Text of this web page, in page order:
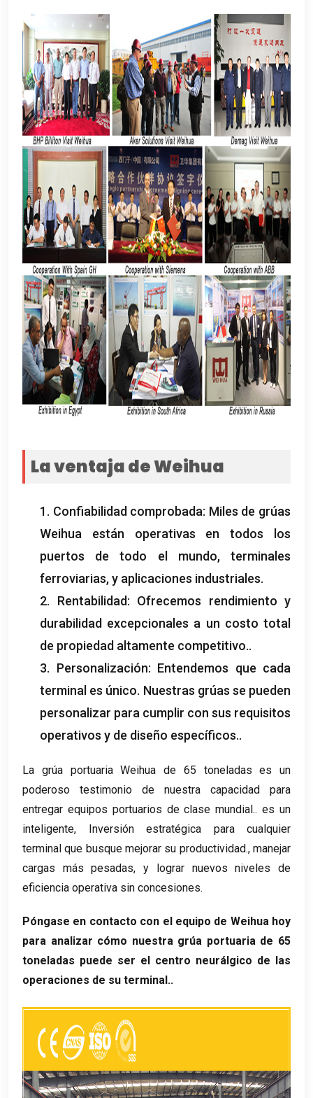
La ventaja de Weihua
1. Confiabilidad comprobada: Miles de grúas
Weihua están operativas en todos los
puertos de todo el mundo, terminales
ferroviarias, y aplicaciones industriales.
2. Rentabilidad: Ofrecemos rendimiento y
durabilidad excepcionales a un costo total
de propiedad altamente competitivo..
3. Personalización: Entendemos que cada
terminal es único. Nuestras grúas se pueden
personalizar para cumplir con sus requisitos
operativos y de diseño específicos..
La grúa portuaria Weihua de 65 toneladas es un
poderoso testimonio de nuestra capacidad para
entregar equipos portuarios de clase mundial.. es un
inteligente, Inversión estratégica para cualquier
terminal que busque mejorar su productividad., manejar
cargas más pesadas, y lograr nuevos niveles de
eficiencia operativa sin concesiones.
Póngase en contacto con el equipo de Weihua hoy
para analizar cómo nuestra grúa portuaria de 65
toneladas puede ser el centro neurálgico de las
operaciones de su terminal..